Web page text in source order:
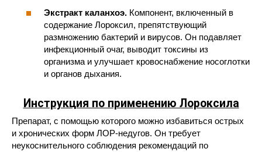
Экстракт каланхоэ. Компонент, включенный в
содержание Лороксил, препятствующий
размножению бактерий и вирусов. Он подавляет
инфекционный очаг, выводит токсины из
организма и улучшает кровоснабжение носоглотки
и органов дыхания.
Инструкция по применению Лороксила
Препарат, с помощью которого можно избавиться острых
и хронических форм ЛОР-недугов. Он требует
неукоснительного соблюдения рекомендаций по